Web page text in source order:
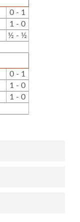
0 - 1
1 - 0
½ - ½
0 - 1
1 - 0
1 - 0